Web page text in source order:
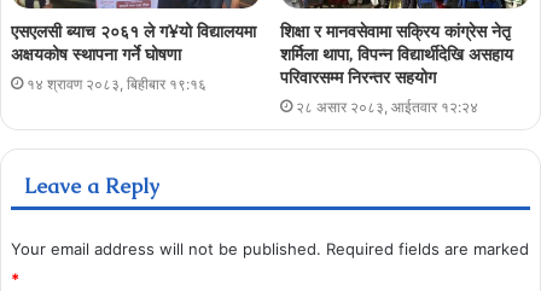
एसएलसी ब्याच २०६१ ले ग¥यो विद्यालयमा
अक्षयकोष स्थापना गर्ने घोषणा
१४ श्रावण २०८३, बिहीबार १९:१६
शिक्षा र मानवसेवामा सक्रिय कांग्रेस नेतृ
शर्मिला थापा, विपन्न विद्यार्थीदेखि असहाय
परिवारसम्म निरन्तर सहयोग
२८ असार २०८३, आईतवार १२:२४
Leave a Reply
Your email address will not be published. Required fields are marked
*